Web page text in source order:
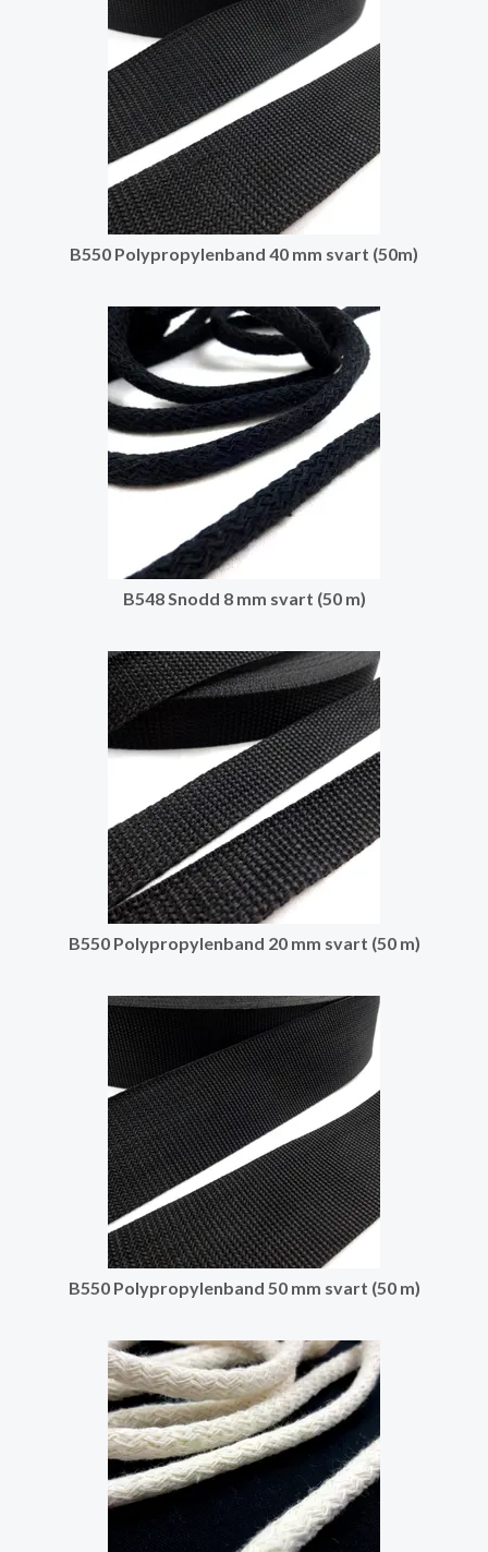
B550 Polypropylenband 40 mm svart (50m)
B548 Snodd 8 mm svart (50 m)
B550 Polypropylenband 20 mm svart (50 m)
B550 Polypropylenband 50 mm svart (50 m)